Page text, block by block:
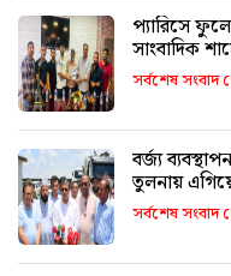
প্যারিসে
সাংবাদিক
সর্বশেষ সংবাদ
বর্জ্য
তুলনায়
সর্বশেষ সংবাদ